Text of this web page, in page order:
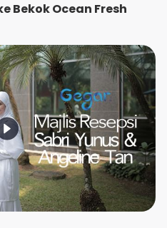
Bekok Ocean Fresh